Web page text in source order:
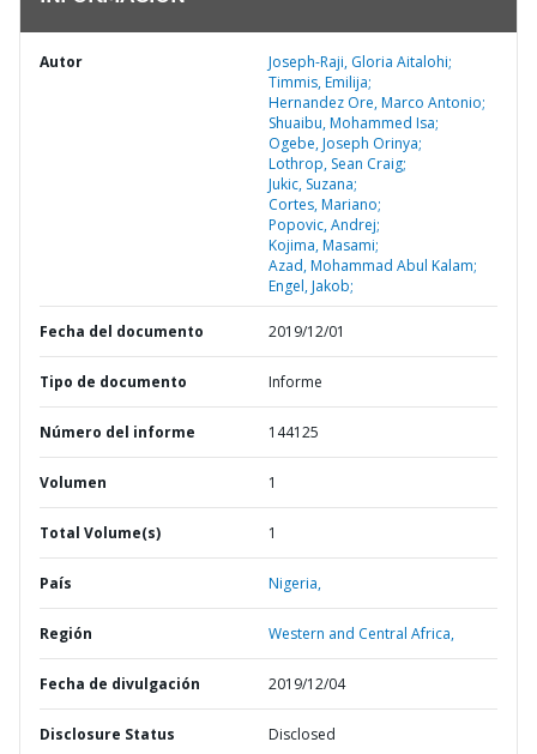
Autor
Joseph-Raji, Gloria Aitalohi;
Timmis, Emilija;
Hernandez Ore, Marco Antonio;
Shuaibu, Mohammed Isa;
Ogebe, Joseph Orinya;
Lothrop, Sean Craig;
Jukic, Suzana;
Cortes, Mariano;
Popovic, Andrej;
Kojima, Masami;
Azad, Mohammad Abul Kalam;
Engel, Jakob;
Fecha del documento 2019/12/01
Tipo de documento Informe
Número del informe 144125
Volumen 1
Total Volume(s) 1
País Nigeria,
Región Western and Central Africa,
Fecha de divulgación 2019/12/04
Disclosure Status Disclosed